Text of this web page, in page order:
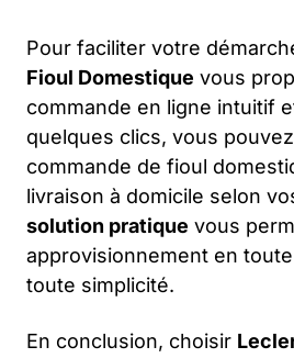
Pour faciliter votre
Fioul Domestique vous
commande en ligne intuitif
quelques clics, vous
commande de fioul
livraison à domicile selon
solution pratique vous
approvisionnement en
toute simplicité.
En conclusion, choisir